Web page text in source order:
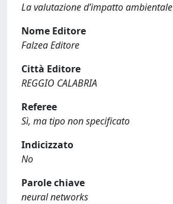
La valutazione d’impatto ambientale
Nome Editore
Falzea Editore
Città Editore
REGGIO CALABRIA
Referee
Sì, ma tipo non specificato
Indicizzato
No
Parole chiave
neural networks